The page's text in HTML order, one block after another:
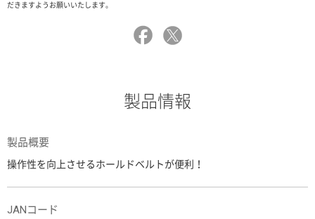
だきますようお願いいたします。
製品情報
製品概要
操作性を向上させるホールドベルトが便利！
JANコード